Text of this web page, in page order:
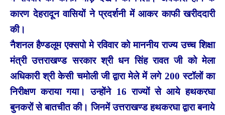
कारण देहरादून वासियों ने प्रदर्शनी में आकर काफी खरीददारी
की।
नैशनल हैण्डलूम एक्सपो मे रविवार को माननीय राज्य उच्च शिक्षा
मंत्री उत्तराखण्ड सरकार श्री धन सिंह रावत जी को मेला
अधिकारी श्री केसी चमोली जी द्वारा मेले में लगे 200 स्टॉलों का
निरीक्षण कराया गया। उन्होंने 16 राज्यों से आये हथकरघा
बुनकरों से बातचीत की। जिनमें उत्तराखण्ड हथकरघा द्वारा बनाये